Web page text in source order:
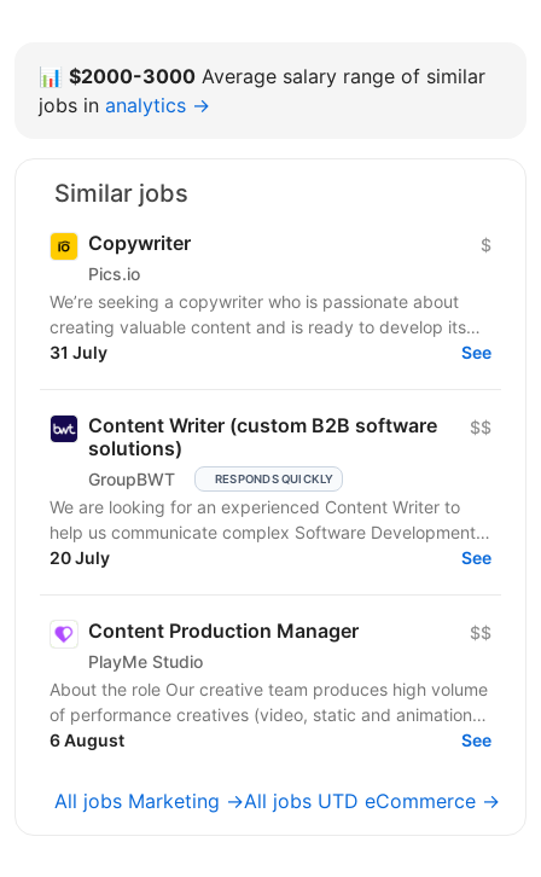
📊 $2000-3000 Average salary range of similar
jobs in analytics →
Similar jobs
Copywriter
Pics.io
$
We’re seeking a copywriter who is passionate about
creating valuable content and is ready to develop its
31 July See
Content Writer (custom B2B software
solutions)
GroupBWT RESPONDS QUICKLY
$$
We are looking for an experienced Content Writer to
help us communicate complex Software Development,
Data Engineering and AI services to international B2B...
20 July See
Content Production Manager
PlayMe Studio
$$
About the role Our creative team produces high volume
of performance creatives (video, static and animation)
for several product teams and user acquisition,...
6 August See
All jobs Marketing →All jobs UTD eCommerce →